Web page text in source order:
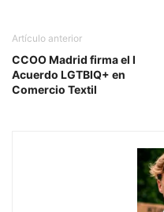
Artículo anterior
CCOO Madrid firma el I
Acuerdo LGTBIQ+ en
Comercio Textil